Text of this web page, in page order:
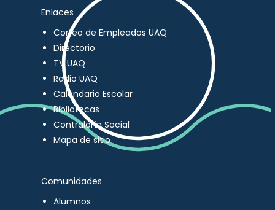
Enlaces
Correo de Empleados UAQ
Directorio
TV UAQ
Radio UAQ
Calendario Escolar
Bibliotecas
Contraloría Social
Mapa de sitio
Comunidades
Alumnos